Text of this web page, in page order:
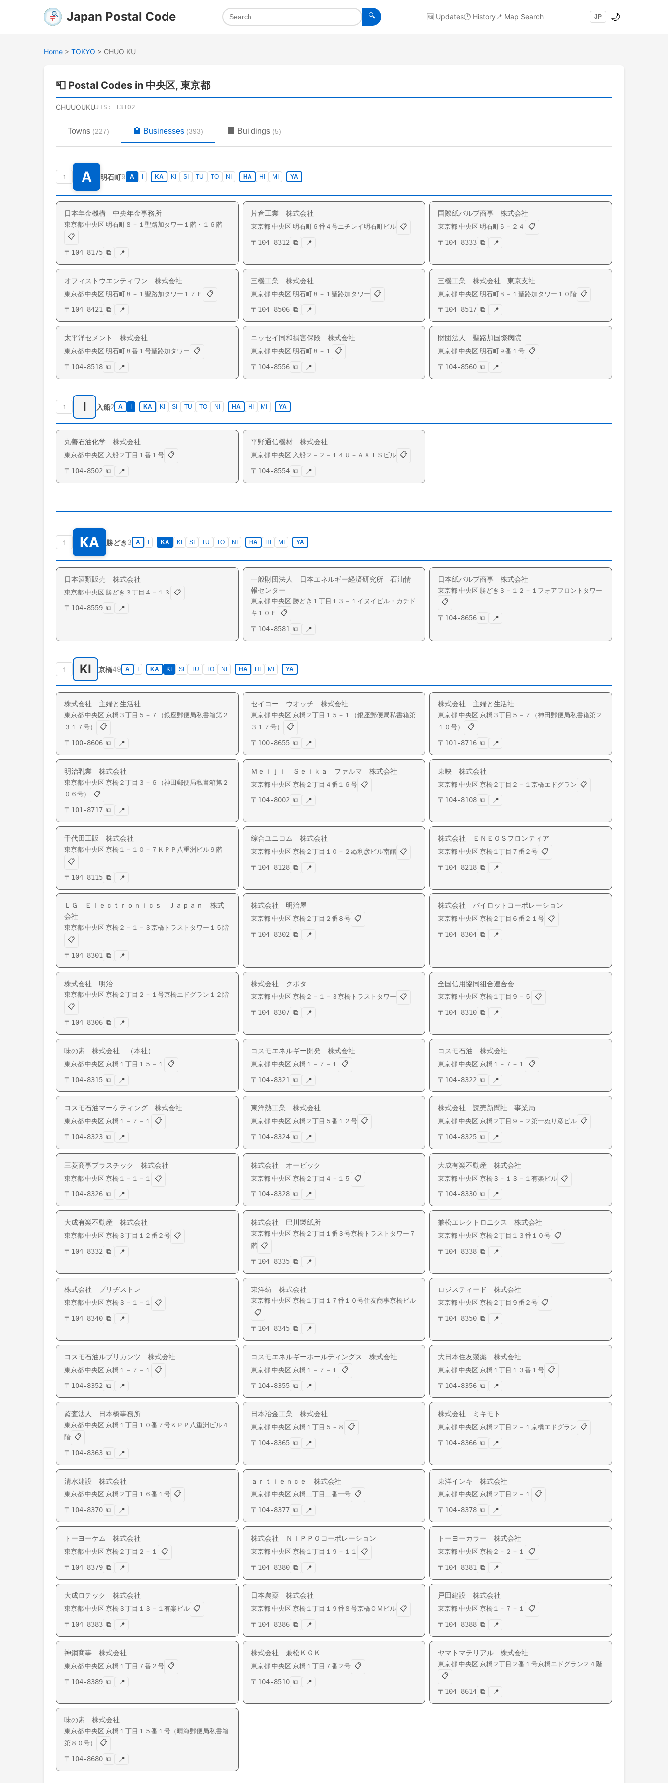
Japan Postal Code 🔍 🆕 Updates🕐 History 📍 Map Search JP 🌙
Home > TOKYO > CHUO KU
📮 Postal Codes in 中央区, 東京都
CHUUOUKUJIS: 13102
Towns (227) 🏣 Businesses (393) 🏢 Buildings (5)
↑ A 明石町9 A KA KI SI TU TO NI HA HI MI YA
日本年金機構 中央年金事務所
東京都 中央区 明石町 ８－１聖路加タワー１階・１６階
📋
〒 104-8175 ⧉ 📍
片倉工業 株式会社
東京都 中央区 明石町 ６番４号ニチレイ明石町ビル 📋
〒 104-8312 ⧉ 📍
国際紙パルプ商事 株式会社
東京都 中央区 明石町 ６－２４
📋
〒 104-8333 ⧉ 📍
オフィストウエンティワン 株式会社
東京都 中央区 明石町 ８－１聖路加タワー１７Ｆ
📋
〒 104-8421 ⧉ 📍
三機工業 株式会社
東京都 中央区 明石町 ８－１聖路加タワー 📋
〒 104-8506 ⧉ 📍
三機工業 株式会社 東京支社
東京都 中央区 明石町 ８－１聖路加タワー１０階 📋
〒 104-8517 ⧉ 📍
太平洋セメント 株式会社
東京都 中央区 明石町 ８番１号聖路加タワー 📋
〒 104-8518 ⧉ 📍
ニッセイ同和損害保険 株式会社
東京都 中央区 明石町 ８－１
📋
〒 104-8556 ⧉ 📍
財団法人 聖路加国際病院
東京都 中央区 明石町 ９番１号 📋
〒 104-8560 ⧉ 📍
↑ I 入船2 A KA KI SI TU TO NI HA HI MI YA
丸善石油化学 株式会社
東京都 中央区 入船 ２丁目１番１号 📋
〒 104-8502 ⧉ 📍
平野通信機材 株式会社
東京都 中央区 入船 ２－２－１４Ｕ－ＡＸＩＳビル 📋
〒 104-8554 ⧉ 📍
↑ KA 勝どき3 A KA KI SI TU TO NI HA HI MI YA
日本酒類販売 株式会社
東京都 中央区 勝どき ３丁目４－１３
📋
〒 104-8559 ⧉ 📍
一般財団法人 日本エネルギー経済研究所 石油情
報センター
東京都 中央区 勝どき １丁目１３－１イヌイビル・カチド
キ１０Ｆ
📋
〒 104-8581 ⧉ 📍
日本紙パルプ商事 株式会社
東京都 中央区 勝どき ３－１２－１フォアフロントタワー
📋
〒 104-8656 ⧉ 📍
↑ KI 京橋49 A KA KI SI TU TO NI HA HI MI YA
株式会社 主婦と生活社
東京都 中央区 京橋 ３丁目５－７（銀座郵便局私書箱第２
３１７号）
📋
〒 100-8606 ⧉ 📍
セイコー ウオッチ 株式会社
東京都 中央区 京橋 ２丁目１５－１（銀座郵便局私書箱第
３１７号）
📋
〒 100-8655 ⧉ 📍
株式会社 主婦と生活社
東京都 中央区 京橋 ３丁目５－７（神田郵便局私書箱第２
１０号）
📋
〒 101-8716 ⧉ 📍
明治乳業 株式会社
東京都 中央区 京橋 ２丁目３－６（神田郵便局私書箱第２
０６号）
📋
〒 101-8717 ⧉ 📍
Ｍｅｉｊｉ Ｓｅｉｋａ ファルマ 株式会社
東京都 中央区 京橋 ２丁目４番１６号 📋
〒 104-8002 ⧉ 📍
東映 株式会社
東京都 中央区 京橋 ２丁目２－１京橋エドグラン 📋
〒 104-8108 ⧉ 📍
千代田工販 株式会社
東京都 中央区 京橋 １－１０－７ＫＰＰ八重洲ビル９階
📋
〒 104-8115 ⧉ 📍
綜合ユニコム 株式会社
東京都 中央区 京橋 ２丁目１０－２ぬ利彦ビル南館 📋
〒 104-8128 ⧉ 📍
株式会社 ＥＮＥＯＳフロンティア
東京都 中央区 京橋 １丁目７番２号 📋
〒 104-8218 ⧉ 📍
ＬＧ Ｅｌｅｃｔｒｏｎｉｃｓ Ｊａｐａｎ 株式
会社
東京都 中央区 京橋 ２－１－３京橋トラストタワー１５階
📋
〒 104-8301 ⧉ 📍
株式会社 明治屋
東京都 中央区 京橋 ２丁目２番８号 📋
〒 104-8302 ⧉ 📍
株式会社 パイロットコーポレーション
東京都 中央区 京橋 ２丁目６番２１号 📋
〒 104-8304 ⧉ 📍
株式会社 明治
東京都 中央区 京橋 ２丁目２－１号京橋エドグラン１２階
📋
〒 104-8306 ⧉ 📍
株式会社 クボタ
東京都 中央区 京橋 ２－１－３京橋トラストタワー 📋
〒 104-8307 ⧉ 📍
全国信用協同組合連合会
東京都 中央区 京橋 １丁目９－５
📋
〒 104-8310 ⧉ 📍
味の素 株式会社 （本社）
東京都 中央区 京橋 １丁目１５－１
📋
〒 104-8315 ⧉ 📍
コスモエネルギー開発 株式会社
東京都 中央区 京橋 １－７－１
📋
〒 104-8321 ⧉ 📍
コスモ石油 株式会社
東京都 中央区 京橋 １－７－１
📋
〒 104-8322 ⧉ 📍
コスモ石油マーケティング 株式会社
東京都 中央区 京橋 １－７－１
📋
〒 104-8323 ⧉ 📍
東洋熱工業 株式会社
東京都 中央区 京橋 ２丁目５番１２号 📋
〒 104-8324 ⧉ 📍
株式会社 読売新聞社 事業局
東京都 中央区 京橋 ２丁目９－２第一ぬり彦ビル 📋
〒 104-8325 ⧉ 📍
三菱商事プラスチック 株式会社
東京都 中央区 京橋 １－１－１
📋
〒 104-8326 ⧉ 📍
株式会社 オービック
東京都 中央区 京橋 ２丁目４－１５
📋
〒 104-8328 ⧉ 📍
大成有楽不動産 株式会社
東京都 中央区 京橋 ３－１３－１有楽ビル 📋
〒 104-8330 ⧉ 📍
大成有楽不動産 株式会社
東京都 中央区 京橋 ３丁目１２番２号 📋
〒 104-8332 ⧉ 📍
株式会社 巴川製紙所
東京都 中央区 京橋 ２丁目１番３号京橋トラストタワー７
階 📋
〒 104-8335 ⧉ 📍
兼松エレクトロニクス 株式会社
東京都 中央区 京橋 ２丁目１３番１０号 📋
〒 104-8338 ⧉ 📍
株式会社 ブリヂストン
東京都 中央区 京橋 ３－１－１
📋
〒 104-8340 ⧉ 📍
東洋紡 株式会社
東京都 中央区 京橋 １丁目１７番１０号住友商事京橋ビル
📋
〒 104-8345 ⧉ 📍
ロジスティード 株式会社
東京都 中央区 京橋 ２丁目９番２号 📋
〒 104-8350 ⧉ 📍
コスモ石油ルブリカンツ 株式会社
東京都 中央区 京橋 １－７－１
📋
〒 104-8352 ⧉ 📍
コスモエネルギーホールディングス 株式会社
東京都 中央区 京橋 １－７－１
📋
〒 104-8355 ⧉ 📍
大日本住友製薬 株式会社
東京都 中央区 京橋 １丁目１３番１号 📋
〒 104-8356 ⧉ 📍
監査法人 日本橋事務所
東京都 中央区 京橋 １丁目１０番７号ＫＰＰ八重洲ビル４
階 📋
〒 104-8363 ⧉ 📍
日本冶金工業 株式会社
東京都 中央区 京橋 １丁目５－８
📋
〒 104-8365 ⧉ 📍
株式会社 ミキモト
東京都 中央区 京橋 ２丁目２－１京橋エドグラン 📋
〒 104-8366 ⧉ 📍
清水建設 株式会社
東京都 中央区 京橋 ２丁目１６番１号 📋
〒 104-8370 ⧉ 📍
ａｒｔｉｅｎｃｅ 株式会社
東京都 中央区 京橋二丁目二番一号 📋
〒 104-8377 ⧉ 📍
東洋インキ 株式会社
東京都 中央区 京橋 ２丁目２－１
📋
〒 104-8378 ⧉ 📍
トーヨーケム 株式会社
東京都 中央区 京橋 ２丁目２－１
📋
〒 104-8379 ⧉ 📍
株式会社 ＮＩＰＰＯコーポレーション
東京都 中央区 京橋 １丁目１９－１１
📋
〒 104-8380 ⧉ 📍
トーヨーカラー 株式会社
東京都 中央区 京橋 ２－２－１
📋
〒 104-8381 ⧉ 📍
大成ロテック 株式会社
東京都 中央区 京橋 ３丁目１３－１有楽ビル 📋
〒 104-8383 ⧉ 📍
日本農薬 株式会社
東京都 中央区 京橋 １丁目１９番８号京橋ＯＭビル 📋
〒 104-8386 ⧉ 📍
戸田建設 株式会社
東京都 中央区 京橋 １－７－１
📋
〒 104-8388 ⧉ 📍
神鋼商事 株式会社
東京都 中央区 京橋 １丁目７番２号 📋
〒 104-8389 ⧉ 📍
株式会社 兼松ＫＧＫ
東京都 中央区 京橋 １丁目７番２号 📋
〒 104-8510 ⧉ 📍
ヤマトマテリアル 株式会社
東京都 中央区 京橋 ２丁目２番１号京橋エドグラン２４階
📋
〒 104-8614 ⧉ 📍
味の素 株式会社
東京都 中央区 京橋 １丁目１５番１号（晴海郵便局私書箱
第８０号）
📋
〒 104-8680 ⧉ 📍